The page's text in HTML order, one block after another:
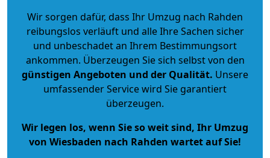
Wir sorgen dafür, dass Ihr Umzug nach Rahden
reibungslos verläuft und alle Ihre Sachen sicher
und unbeschadet an Ihrem Bestimmungsort
ankommen. Überzeugen Sie sich selbst von den
günstigen Angeboten und der Qualität. Unsere
umfassender Service wird Sie garantiert
überzeugen.
Wir legen los, wenn Sie so weit sind, Ihr Umzug
von Wiesbaden nach Rahden wartet auf Sie!